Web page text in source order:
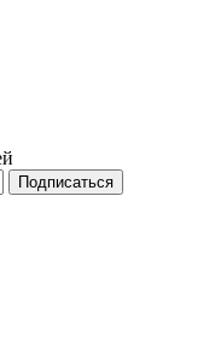
Подписаться